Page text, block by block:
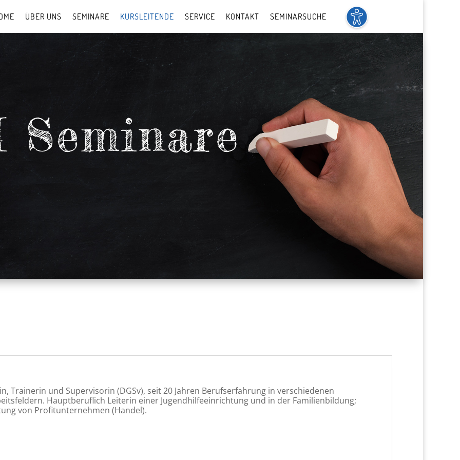
ÜBER UNS SEMINARE KURSLEITENDE SERVICE KONTAKT SEMINARSUCHE
Trainerin und Supervisorin (DGSv), seit 20 Jahren Berufserfahrung in verschiedenen
Hauptberuflich Leiterin einer Jugendhilfeeinrichtung und in der Familienbildung;
von Profitunternehmen (Handel).